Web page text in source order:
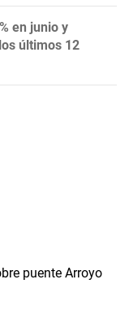
en junio y
últimos 12